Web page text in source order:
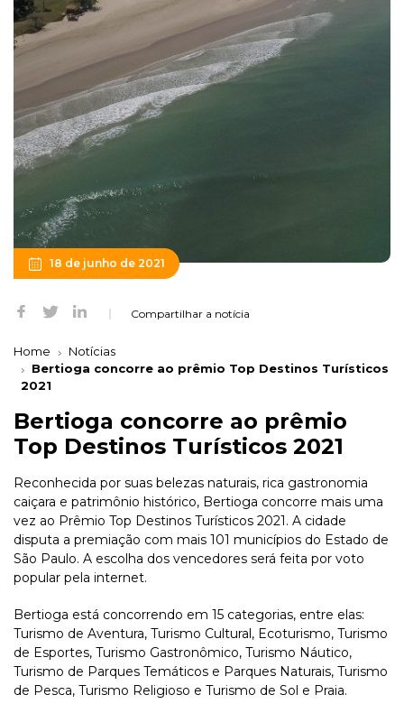
18 de junho de 2021
Compartilhar a notícia
Home
Notícias
Bertioga concorre ao prêmio Top Destinos Turísticos
2021
Bertioga concorre ao prêmio
Top Destinos Turísticos 2021
Reconhecida por suas belezas naturais, rica gastronomia
caiçara e patrimônio histórico, Bertioga concorre mais uma
vez ao Prêmio Top Destinos Turísticos 2021. A cidade
disputa a premiação com mais 101 municípios do Estado de
São Paulo. A escolha dos vencedores será feita por voto
popular pela internet.
Bertioga está concorrendo em 15 categorias, entre elas:
Turismo de Aventura, Turismo Cultural, Ecoturismo, Turismo
de Esportes, Turismo Gastronômico, Turismo Náutico,
Turismo de Parques Temáticos e Parques Naturais, Turismo
de Pesca, Turismo Religioso e Turismo de Sol e Praia.